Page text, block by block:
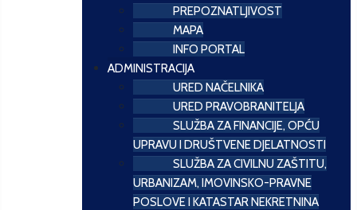
PREPOZNATLJIVOST
MAPA
INFO PORTAL
ADMINISTRACIJA
URED NAČELNIKA
URED PRAVOBRANITELJA
SLUŽBA ZA FINANCIJE, OPĆU
UPRAVU I DRUŠTVENE DJELATNOSTI
SLUŽBA ZA CIVILNU ZAŠTITU,
URBANIZAM, IMOVINSKO-PRAVNE
POSLOVE I KATASTAR NEKRETNINA